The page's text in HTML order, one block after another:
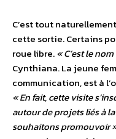
C’est tout
cette sortie. Certains
roue libre.« C’est le
Cynthiana. La jeune
communication, est à
« En fait, cette visite
autour de projets liés à
souhaitons promouvoir